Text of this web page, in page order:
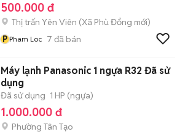
500.000 đ
Thị trấn Yên Viên (Xã Phù Đổng mới)
P Pham Loc 7 đã bán
Máy lạnh Panasonic 1 ngựa R32 Đã sử
dụng
Đã sử dụng 1 HP (ngựa)
1.000.000 đ
Phường Tân Tạo